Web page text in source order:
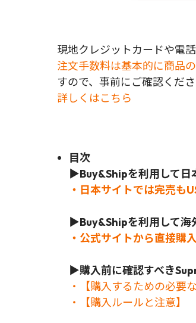
現地クレジットカードや電
注文手数料は基本的に商品
すので、事前にご確認くださ
詳しくはこちら
目次
▶Buy&Shipを利用して日
・日本サイトでは完売も
▶Buy&Shipを利用して海
・公式サイトから直接購
▶購入前に確認すべき
・【購入するための必要
・【購入ルールと注意】